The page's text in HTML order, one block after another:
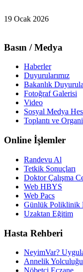
19 Ocak 2026
Basın / Medya
Haberler
Duyurularımız
Bakanlık
Fotoğraf Galerisi
Video
Sosyal Medya
Toplantı ve
Online İşlemler
Randevu Al
Tetkik Sonuçları
Doktor Çalışma
Web HBYS
Web Pacs
Günlük Poliklinik
Uzaktan Eğitim
Hasta Rehberi
NeyimVar?
Annelik Yolculuğu